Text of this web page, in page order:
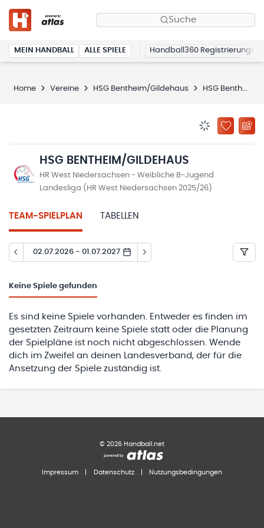
Suche
MEIN HANDBALL ALLE SPIELE Handball360 Registrierung
Home Vereine HSG Bentheim/Gildehaus HSG Bentheim/Gildehaus
ZU
HSG BENTHEIM/GILDEHAUS
HR West Niedersachsen - Weibliche B-Jugend
Landesliga (HR West Niedersachsen 2025/26)
TEAM-SPIELPLAN TABELLEN
02.07.2026 - 01.07.2027
Keine Spiele gefunden
Es sind keine Spiele vorhanden. Entweder es finden im
gesetzten Zeitraum keine Spiele statt oder die Planung
der Spielpläne ist noch nicht abgeschlossen. Wende
dich im Zweifel an deinen Landesverband, der für die
Ansetzung der Spiele zuständig ist.
© 2026 Handball.net
Impressum Datenschutz Nutzungsbedingungen